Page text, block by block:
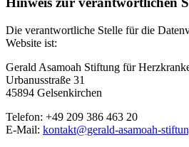
Die verantwortliche Stelle für die
Website ist:
Gerald Asamoah Stiftung für
Urbanusstraße 31
45894 Gelsenkirchen
Telefon: +49 209 386 463 20
E-Mail: kontakt@gerald-asamoah-